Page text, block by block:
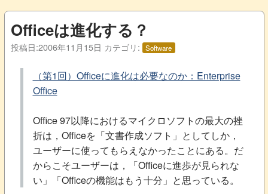
Officeは進化する？
投稿日:2006年11月15日 カテゴリ: Software
（第1回）Officeに進化は必要なのか：Enterprise
Office
Office 97以降におけるマイクロソフトの最大の挫
折は，Officeを「文書作成ソフト」としてしか，
ユーザーに使ってもらえなかったことにある。だ
からこそユーザーは，「Officeに進歩が見られな
い」「Officeの機能はもう十分」と思っている。